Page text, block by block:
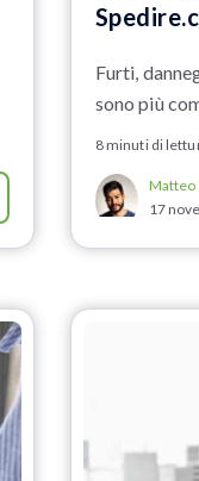
Furti,
sono più
8 minuti di
Matteo
17